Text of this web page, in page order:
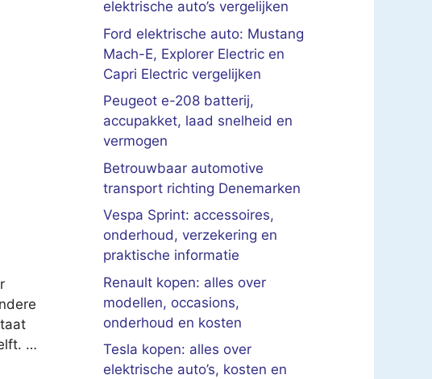
…
elektrische auto’s vergelijken
Ford elektrische auto: Mustang
Mach-E, Explorer Electric en
Capri Electric vergelijken
Peugeot e-208 batterij,
accupakket, laad snelheid en
vermogen
Betrouwbaar automotive
transport richting Denemarken
Vespa Sprint: accessoires,
onderhoud, verzekering en
praktische informatie
Renault kopen: alles over
modellen, occasions,
onderhoud en kosten
Tesla kopen: alles over
elektrische auto’s, kosten en